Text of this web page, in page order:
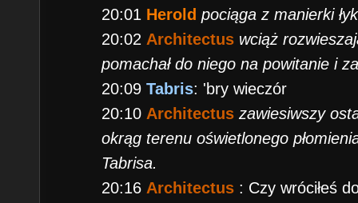
20:01 Herold pociąga z manierki
20:02 Architectus wciąż
pomachał do niego na powitanie i
20:09Tabris: 'bry wieczór
20:10 Architectuszawiesiwszy
okrąg terenu oświetlonego
Tabrisa.
20:16 Architectus : Czy wróciłeś